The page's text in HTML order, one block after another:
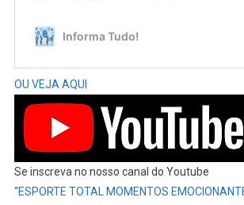
OU VEJA AQUI
Se inscreva no nosso canal do Youtube
“ESPORTE TOTAL MOMENTOS